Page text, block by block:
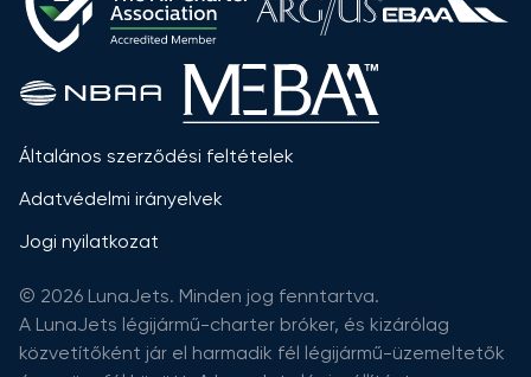
Általános szerződési feltételek
Adatvédelmi irányelvek
Jogi nyilatkozat
© 2026 LunaJets. Minden jog fenntartva.
A LunaJets légijármű-charter bróker, és kizárólag
közvetítőként jár el harmadik fél légijármű-üzemeltetők